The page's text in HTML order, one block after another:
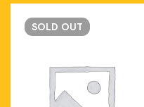
SOLD OUT